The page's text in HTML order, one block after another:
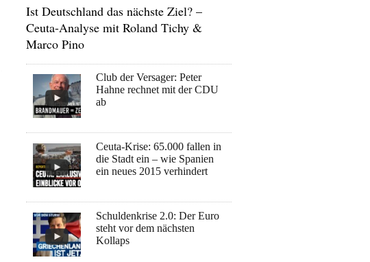
Ist Deutschland das nächste Ziel? –
Ceuta-Analyse mit Roland Tichy &
Marco Pino
Club der Versager: Peter
Hahne rechnet mit der CDU
ab
Ceuta-Krise: 65.000 fallen in
die Stadt ein – wie Spanien
ein neues 2015 verhindert
Schuldenkrise 2.0: Der Euro
steht vor dem nächsten
Kollaps